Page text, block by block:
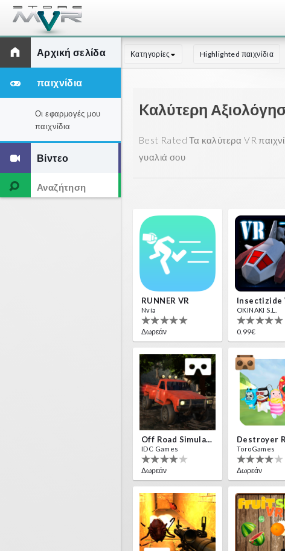
Αρχική σελίδα
παιχνίδια
Οι εφαρμογές μου
παιχνίδια
Βίντεο
Κατηγορίες Highlighted παιχνίδια
Kαλύτερη
Best Rated Τα καλύτερα VR
γυαλιά σου
RUNNER VR
Nvía
Δωρεάν
OKINAKI S.L.
0.99€
Off Road Simulator VR
IDC Games
Δωρεάν
ToroGames
Δωρεάν